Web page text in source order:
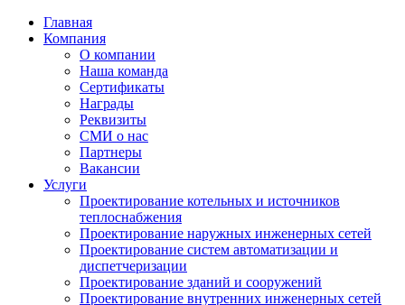
Главная
Компания
О компании
Наша команда
Сертификаты
Награды
Реквизиты
СМИ о нас
Партнеры
Вакансии
Услуги
Проектирование котельных и источников
теплоснабжения
Проектирование наружных инженерных сетей
Проектирование систем автоматизации и
диспетчеризации
Проектирование зданий и сооружений
Проектирование внутренних инженерных сетей